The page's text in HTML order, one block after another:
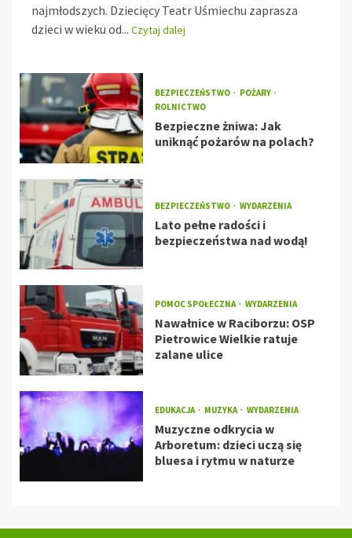
najmłodszych. Dziecięcy Teatr Uśmiechu zaprasza
dzieci w wieku od... Czytaj dalej
BEZPIECZEŃSTWO
POŻARY
ROLNICTWO
Bezpieczne żniwa: Jak
uniknąć pożarów na polach?
BEZPIECZEŃSTWO WYDARZENIA
Lato pełne radości i
bezpieczeństwa nad wodą!
POMOC SPOŁECZNA WYDARZENIA
Nawałnice w Raciborzu: OSP
Pietrowice Wielkie ratuje
zalane ulice
EDUKACJA MUZYKA WYDARZENIA
Muzyczne odkrycia w
Arboretum: dzieci uczą się
bluesa i rytmu w naturze